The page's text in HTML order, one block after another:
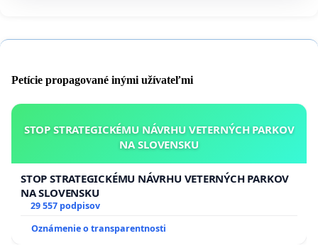
Petície propagované inými užívateľmi
STOP STRATEGICKÉMU NÁVRHU VETERNÝCH PARKOV
NA SLOVENSKU
STOP STRATEGICKÉMU NÁVRHU VETERNÝCH PARKOV
NA SLOVENSKU
29 557 podpisov
Oznámenie o transparentnosti